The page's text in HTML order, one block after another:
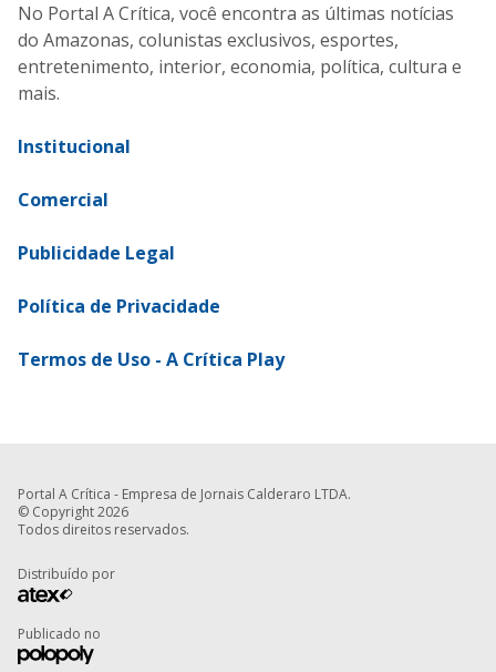
No Portal A Crítica, você encontra as últimas notícias
do Amazonas, colunistas exclusivos, esportes,
entretenimento, interior, economia, política, cultura e
mais.
Institucional
Comercial
Publicidade Legal
Política de Privacidade
Termos de Uso - A Crítica Play
Portal A Crítica - Empresa de Jornais Calderaro LTDA.
© Copyright 2026
Todos direitos reservados.
Distribuído por
Publicado no